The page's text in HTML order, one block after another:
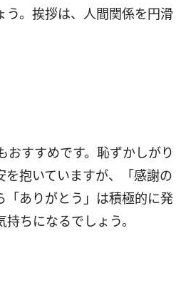
う。挨拶は、人間関係を円滑
おすすめです。恥ずかしがり
抱いていますが、「感謝の
「ありがとう」は積極的に発
ちになるでしょう。